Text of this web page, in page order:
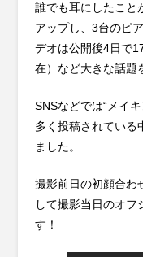
誰でも耳にしたこと
アップし、3台のピ
デオは公開後4日で
在）など大きな話題
SNSなどでは“メイ
多く投稿されている
ました。
撮影前日の初顔合わ
して撮影当日のオフ
す！